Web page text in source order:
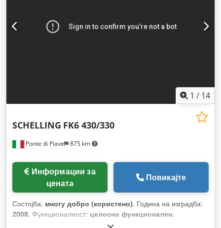
1 / 14
Ponte di Piave 875 km
SCHELLING FK6 430/330
цената
Повикајте
Состојба: многу добро (користено), Година на изградба:
2008, Функционалност: целосно функционален,